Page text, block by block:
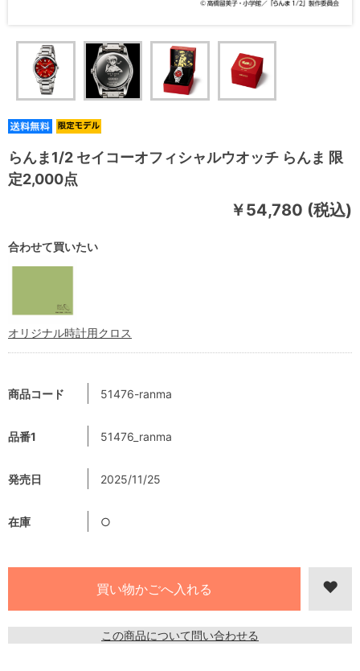
らんま1/2 セイコーオフィシャルウオッチ らんま 限
定2,000点
￥54,780 (税込)
商品コード 51476-ranma
品番1 51476_ranma
発売日 2025/11/25
在庫 ○
この商品について問い合わせる
合わせて買いたい
オリジナル時計用クロス